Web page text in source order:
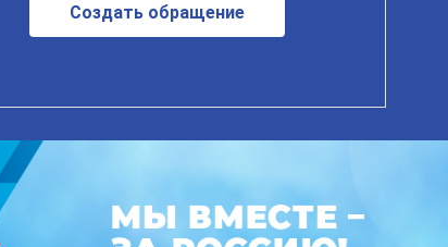
Создать обращение